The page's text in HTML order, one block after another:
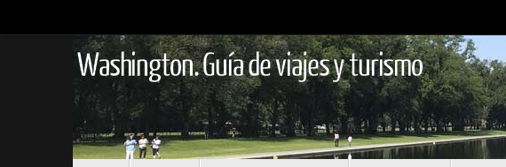
al
Washington. Guía de viajes y turismo